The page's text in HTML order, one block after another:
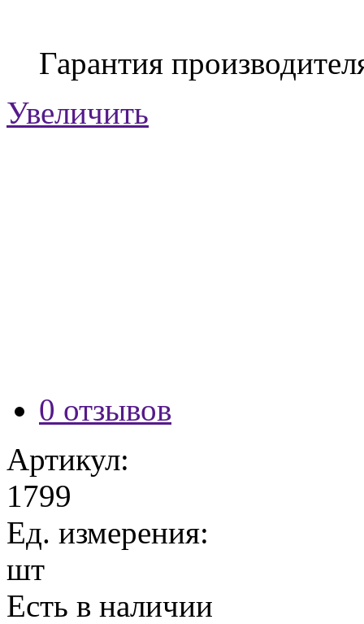
Гарантия
Увеличить
0 отзывов
Артикул:
1799
Ед. измерения:
шт
Есть в наличии